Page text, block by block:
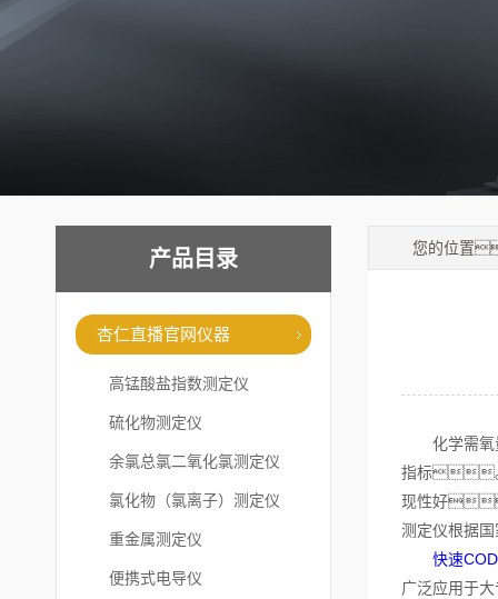
产品目录
杏仁直播官网仪器
高锰酸盐指数测定仪
硫化物测定仪
余氯总氯二氧化氯测定仪
氯化物（氯离子）测定仪
重金属测定仪
便携式电导仪
您的位置
化学需氧量
指标。
现性好
测定仪根据
快速
广泛应用于